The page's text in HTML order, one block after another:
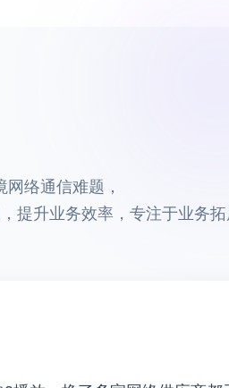
络通信难题，
提升业务效率，专注于业务拓